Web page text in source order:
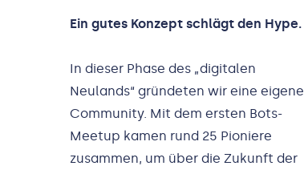
Ein gutes Konzept schlägt den Hype.
In dieser Phase des „digitalen
Neulands“ gründeten wir eine eigene
Community. Mit dem ersten Bots-
Meetup kamen rund 25 Pioniere
zusammen, um über die Zukunft der